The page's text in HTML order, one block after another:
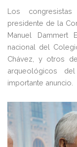
Los congresistas
presidente de la
Manuel
nacional del
Chávez, y otros
arqueológicos
importante anuncio.